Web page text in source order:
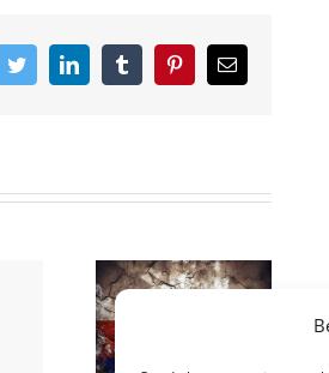
TwitterLinkedInTumblrPinterest
E-
mail
op